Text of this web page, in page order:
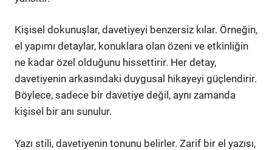
Kişisel dokunuşlar, davetiyeyi benzersiz kılar. Örneğin,
el yapımı detaylar, konuklara olan özeni ve etkinliğin
ne kadar özel olduğunu hissettirir. Her detay,
davetiyenin arkasındaki duygusal hikayeyi güçlendirir.
Böylece, sadece bir davetiye değil, aynı zamanda
kişisel bir anı sunulur.
Yazı stili, davetiyenin tonunu belirler. Zarif bir el yazısı,